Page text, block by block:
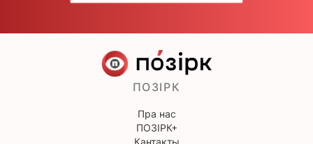
ПОЗІРК
Пра нас
ПОЗІРК+
Кантакты